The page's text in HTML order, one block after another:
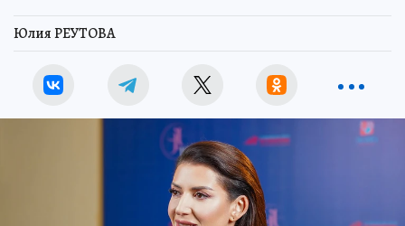
Юлия РЕУТОВА